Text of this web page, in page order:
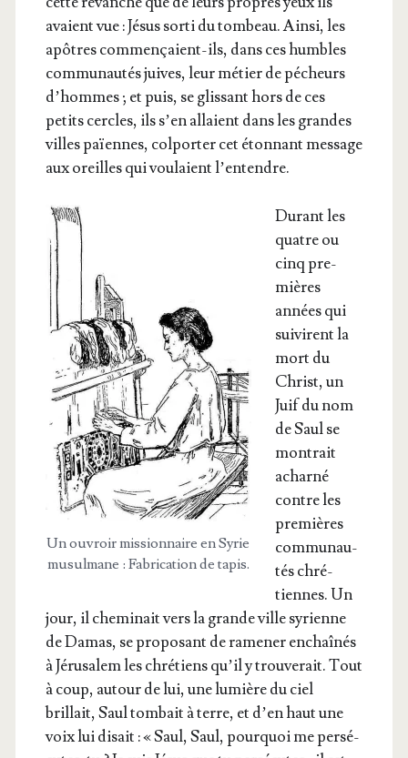
avaient vue : Jésus sor­ti du tom­beau. Ain­si, les
apôtres com­men­çaient-ils, dans ces humbles
com­mu­nau­tés juives, leur métier de pécheurs
d’hommes ; et puis, se glis­sant hors de ces
petits cercles, ils s’en allaient dans les grandes
villes païennes, col­por­ter cet éton­nant mes­sage
aux oreilles qui vou­laient l’entendre.
Un ouvroir mis­sion­naire en Syrie
musul­mane : Fabri­ca­tion de tapis.
Durant les
quatre ou
cinq pre­
mières
années qui
sui­virent la
mort du
Christ, un
Juif du nom
de Saul se
mon­trait
achar­né
contre les
pre­mières
com­mu­nau­
tés chré­
tiennes. Un
jour, il che­mi­nait vers la grande ville syrienne
de Damas, se pro­po­sant de rame­ner enchaî­nés
à Jéru­sa­lem les chré­tiens qu’il y trou­ve­rait. Tout
à coup, autour de lui, une lumière du ciel
brillait, Saul tom­bait à terre, et d’en haut une
voix lui disait : « Saul, Saul, pour­quoi me per­sé­